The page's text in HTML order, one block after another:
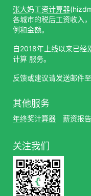
张大妈工资计算器
各城市的税后工资收入
例和金额。
自2018年上线以来已经
计算 服务。
反馈或建议请发送邮件
其他服务
年终奖计算器 薪资报告
关注我们